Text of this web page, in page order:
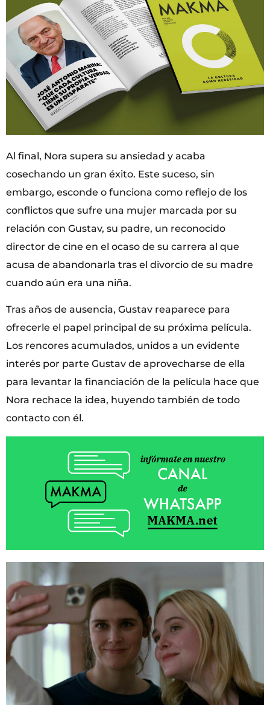
Al final, Nora supera su ansiedad y acaba
cosechando un gran éxito. Este suceso, sin
embargo, esconde o funciona como reflejo de los
conflictos que sufre una mujer marcada por su
relación con Gustav, su padre, un reconocido
director de cine en el ocaso de su carrera al que
acusa de abandonarla tras el divorcio de su madre
cuando aún era una niña.
Tras años de ausencia, Gustav reaparece para
ofrecerle el papel principal de su próxima película.
Los rencores acumulados, unidos a un evidente
interés por parte Gustav de aprovecharse de ella
para levantar la financiación de la película hace que
Nora rechace la idea, huyendo también de todo
contacto con él.